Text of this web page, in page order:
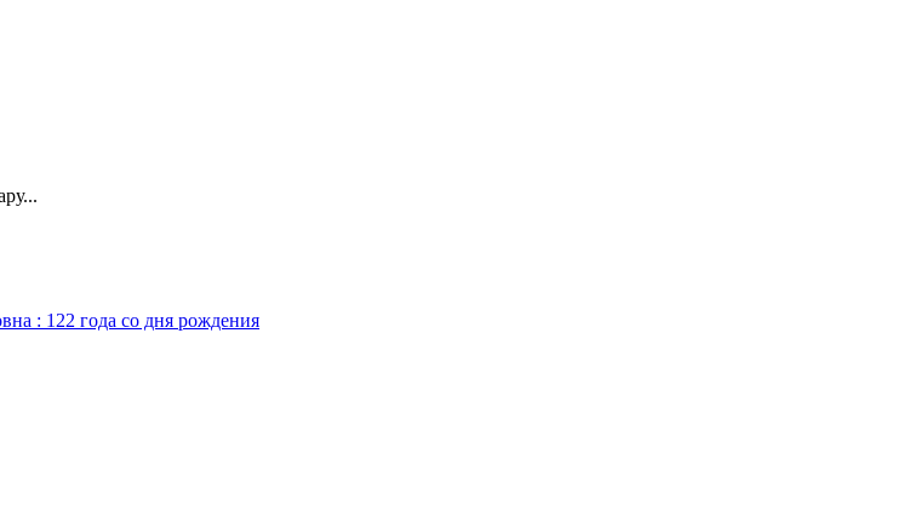
: 122 года со дня рождения